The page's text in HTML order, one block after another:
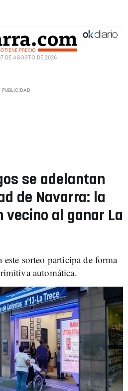
DE AGOSTO DE 2026
se adelantan
de Navarra: la
vecino al ganar La
este sorteo participa de forma
automática.